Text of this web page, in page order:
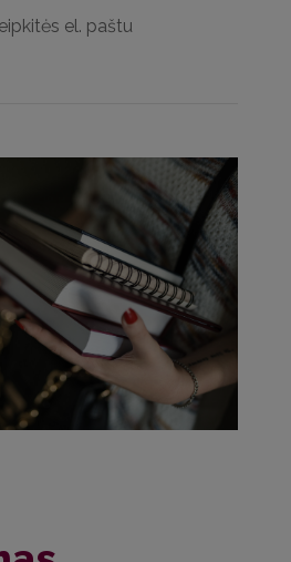
el. paštu